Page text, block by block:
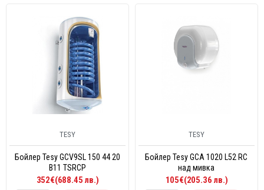
TESY
Бойлер Tesy GCV9SL 150 44 20
B11 TSRCP
352€(688.45 лв.)
TESY
Бойлер Tesy GCA 1020 L52 RC
над мивка
105€(205.36 лв.)